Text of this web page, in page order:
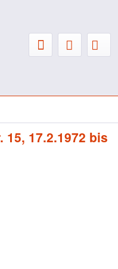
17.2.1972 bis